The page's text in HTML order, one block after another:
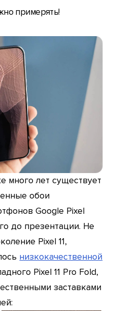
примерять!
много лет существует
обои
Google Pixel
до презентации. Не
Pixel 11,
низкокачественной
Pixel 11 Pro Fold,
заставками